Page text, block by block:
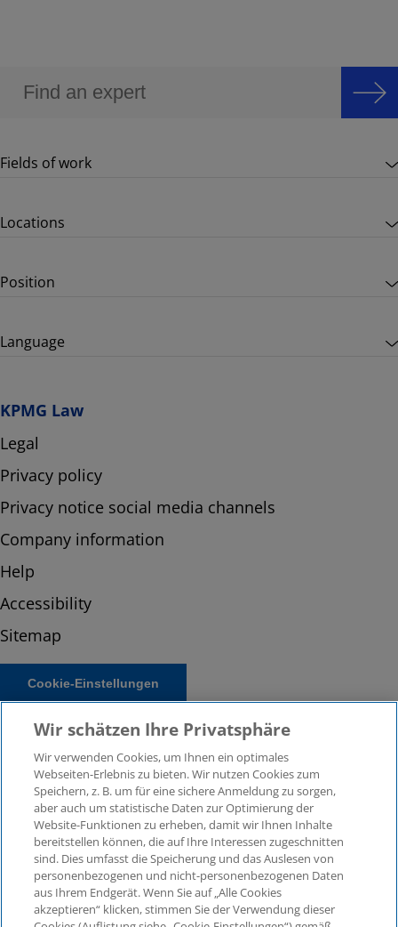
Fields of work
Locations
Position
Language
KPMG Law
Legal
Privacy policy
Privacy notice social media channels
Company information
Help
Accessibility
Sitemap
Cookie-Einstellungen
© 2026 KPMG Law Rechtsanwaltsgesellschaft mbH,
associated with KPMG AG Wirtschaftsprüfungsgesellschaft,
a public limited company under German law and a
member of the global KPMG organisation of independent
Wir schätzen Ihre Privatsphäre
Wir verwenden Cookies, um Ihnen ein optimales
Webseiten-Erlebnis zu bieten. Wir nutzen Cookies zum
Speichern, z. B. um für eine sichere Anmeldung zu sorgen,
aber auch um statistische Daten zur Optimierung der
Website-Funktionen zu erheben, damit wir Ihnen Inhalte
bereitstellen können, die auf Ihre Interessen zugeschnitten
sind. Dies umfasst die Speicherung und das Auslesen von
personenbezogenen und nicht-personenbezogenen Daten
aus Ihrem Endgerät. Wenn Sie auf „Alle Cookies
akzeptieren“ klicken, stimmen Sie der Verwendung dieser